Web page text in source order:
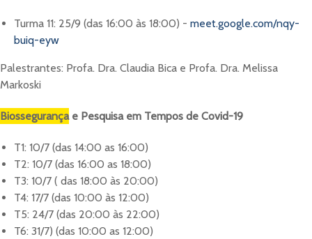
Turma 11: 25/9 (das 16:00 às 18:00) - meet.google.com/nqy-
buiq-eyw
Palestrantes: Profa. Dra. Claudia Bica e Profa. Dra. Melissa
Markoski
Biossegurançae Pesquisa em Tempos de Covid-19
T1: 10/7 (das 14:00 as 16:00)
T2: 10/7 (das 16:00 as 18:00)
T3: 10/7 ( das 18:00 às 20:00)
T4: 17/7 (das 10:00 às 12:00)
T5: 24/7 (das 20:00 às 22:00)
T6: 31/7) (das 10:00 as 12:00)